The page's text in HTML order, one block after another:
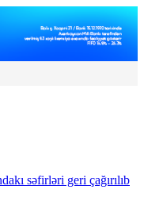
səfirləri geri çağırılıb